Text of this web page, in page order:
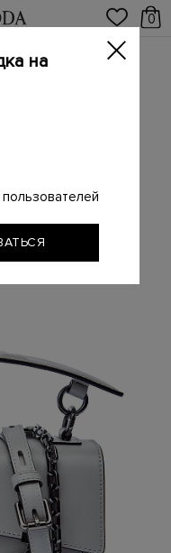
0
из натуральной кожи
с массивной литой
на